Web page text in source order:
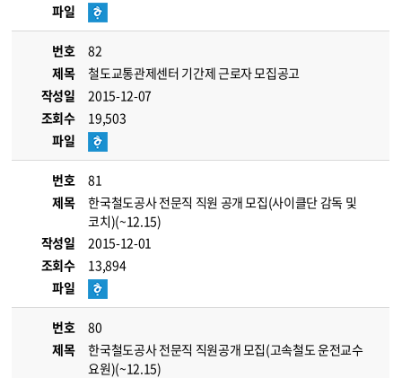
파일
번호
82
제목
철도교통관제센터 기간제 근로자 모집공고
작성일
2015-12-07
조회수
19,503
파일
번호
81
제목
한국철도공사 전문직 직원 공개 모집(사이클단 감독 및
코치)(~12.15)
작성일
2015-12-01
조회수
13,894
파일
번호
80
제목
한국철도공사 전문직 직원공개 모집(고속철도 운전교수
요원)(~12.15)